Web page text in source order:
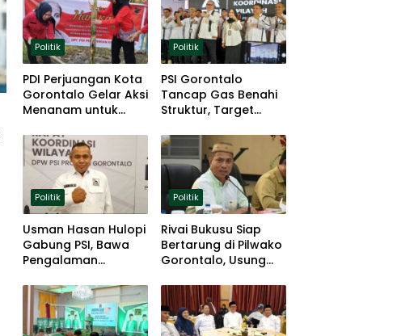
Politik
PDI Perjuangan Kota
Gorontalo Gelar Aksi
Menanam untuk
Politik
PSI Gorontalo
Tancap Gas Benahi
Struktur, Target
Politik
Usman Hasan Hulopi
Gabung PSI, Bawa
Pengalaman
Akar Rumput
Politik
Rivai Bukusu Siap
Bertarung di Pilwako
Gorontalo, Usung
Loyalitas Politik